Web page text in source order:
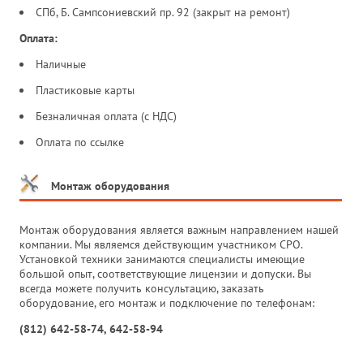
СПб, Б. Сампсониевский пр. 92 (закрыт на ремонт)
Оплата:
Наличные
Пластиковые карты
Безналичная оплата (с НДС)
Оплата по ссылке
Монтаж оборудования
Монтаж оборудования является важным направлением нашей
компании. Мы являемся действующим участником СРО.
Установкой техники занимаются специалисты имеющие
большой опыт, соответствующие лицензии и допуски. Вы
всегда можете получить консультацию, заказать
оборудование, его монтаж и подключение по телефонам:
(812) 642-58-74, 642-58-94